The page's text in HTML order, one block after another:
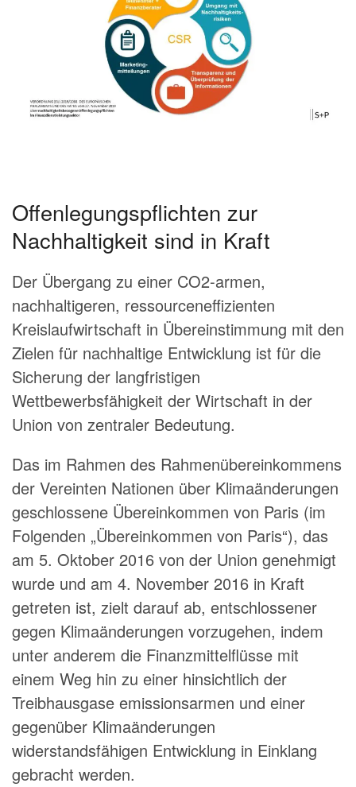
Offenlegungspflichten zur
Nachhaltigkeit sind in Kraft
Der Übergang zu einer CO2-armen,
nachhaltigeren, ressourceneffizienten
Kreislaufwirtschaft in Übereinstimmung mit den
Zielen für nachhaltige Entwicklung ist für die
Sicherung der langfristigen
Wettbewerbsfähigkeit der Wirtschaft in der
Union von zentraler Bedeutung.
Das im Rahmen des Rahmenübereinkommens
der Vereinten Nationen über Klimaänderungen
geschlossene Übereinkommen von Paris (im
Folgenden „Übereinkommen von Paris“), das
am 5. Oktober 2016 von der Union genehmigt
wurde und am 4. November 2016 in Kraft
getreten ist, zielt darauf ab, entschlossener
gegen Klimaänderungen vorzugehen, indem
unter anderem die Finanzmittelflüsse mit
einem Weg hin zu einer hinsichtlich der
Treibhausgase emissionsarmen und einer
gegenüber Klimaänderungen
widerstandsfähigen Entwicklung in Einklang
gebracht werden.